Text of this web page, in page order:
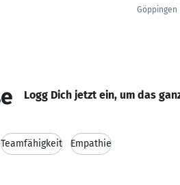
Göppingen
Logg Dich jetzt ein, um das
Teamfähigkeit Empathie